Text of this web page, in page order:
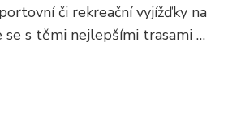
či rekreační vyjížďky na
se s těmi nejlepšími trasami …